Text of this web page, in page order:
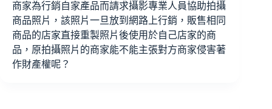
商家為行銷自家產品而請求攝影專業人員協助拍攝
商品照片，該照片一旦放到網路上行銷，販售相同
商品的店家直接重製照片後使用於自己店家的商
品，原拍攝照片的商家能不能主張對方商家侵害著
作財產權呢？